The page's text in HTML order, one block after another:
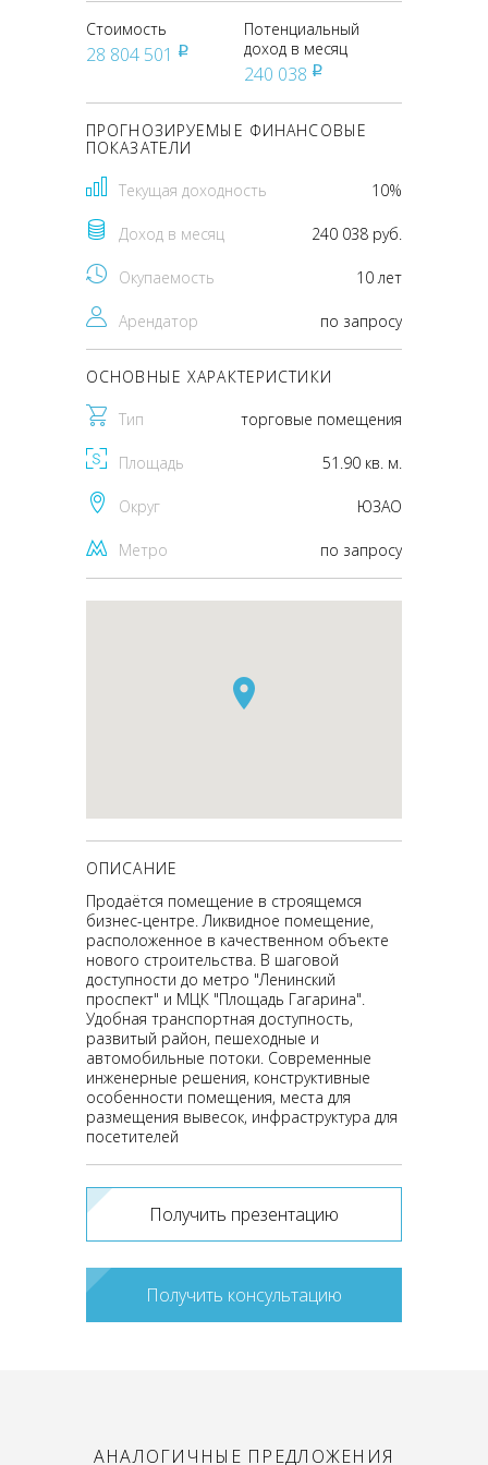
Стоимость
28 804 501 pуб
Потенциальный
доход в месяц
240 038 pуб
ПРОГНОЗИРУЕМЫЕ ФИНАНСОВЫЕ
ПОКАЗАТЕЛИ
Текущая доходность 10%
Доход в месяц 240 038 руб.
Окупаемость 10 лет
Арендатор по запросу
ОСНОВНЫЕ ХАРАКТЕРИСТИКИ
Тип торговые помещения
Площадь 51.90 кв. м.
Округ ЮЗАО
Метро по запросу
ОПИСАНИЕ
Продаётся помещение в строящемся
бизнес-центре. Ликвидное помещение,
расположенное в качественном объекте
нового строительства. В шаговой
доступности до метро "Ленинский
проспект" и МЦК "Площадь Гагарина".
Удобная транспортная доступность,
развитый район, пешеходные и
автомобильные потоки. Современные
инженерные решения, конструктивные
особенности помещения, места для
размещения вывесок, инфраструктура для
посетителей
Получить презентацию
Получить консультацию
АНАЛОГИЧНЫЕ ПРЕДЛОЖЕНИЯ